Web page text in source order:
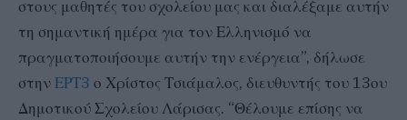
στους μαθητές του σχολείου μας και διαλέξαμε αυτήν
τη σημαντική ημέρα για τον Ελληνισμό να
πραγματοποιήσουμε αυτήν την ενέργεια”, δήλωσε
στην ΕΡΤ3 ο Χρίστος Τσιάμαλος, διευθυντής του 13ου
Δημοτικού Σχολείου Λάρισας. “Θέλουμε επίσης να